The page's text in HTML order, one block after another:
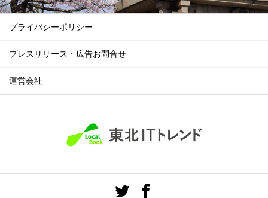
プライバシーポリシー
プレスリリース・広告お問合せ
運営会社